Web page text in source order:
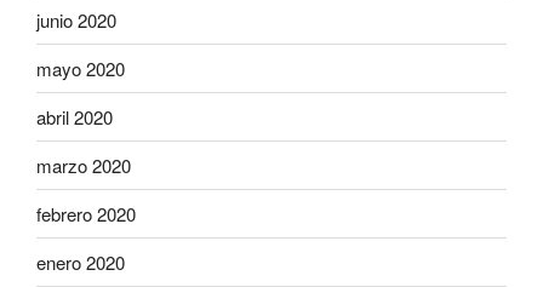
junio 2020
mayo 2020
abril 2020
marzo 2020
febrero 2020
enero 2020